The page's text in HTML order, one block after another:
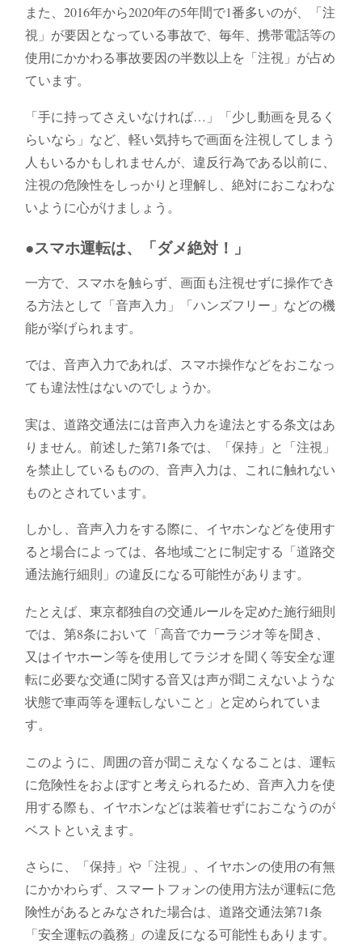
また、2016年から2020年の5年間で1番多いのが、「注
視」が要因となっている事故で、毎年、携帯電話等の
使用にかかわる事故要因の半数以上を「注視」が占め
ています。
「手に持ってさえいなければ…」「少し動画を見るく
らいなら」など、軽い気持ちで画面を注視してしまう
人もいるかもしれませんが、違反行為である以前に、
注視の危険性をしっかりと理解し、絶対におこなわな
いように心がけましょう。
●スマホ運転は、「ダメ絶対！」
一方で、スマホを触らず、画面も注視せずに操作でき
る方法として「音声入力」「ハンズフリー」などの機
能が挙げられます。
では、音声入力であれば、スマホ操作などをおこなっ
ても違法性はないのでしょうか。
実は、道路交通法には音声入力を違法とする条文はあ
りません。前述した第71条では、「保持」と「注視」
を禁止しているものの、音声入力は、これに触れない
ものとされています。
しかし、音声入力をする際に、イヤホンなどを使用す
ると場合によっては、各地域ごとに制定する「道路交
通法施行細則」の違反になる可能性があります。
たとえば、東京都独自の交通ルールを定めた施行細則
では、第8条において「高音でカーラジオ等を聞き、
又はイヤホーン等を使用してラジオを聞く等安全な運
転に必要な交通に関する音又は声が聞こえないような
状態で車両等を運転しないこと」と定められていま
す。
このように、周囲の音が聞こえなくなることは、運転
に危険性をおよぼすと考えられるため、音声入力を使
用する際も、イヤホンなどは装着せずにおこなうのが
ベストといえます。
さらに、「保持」や「注視」、イヤホンの使用の有無
にかかわらず、スマートフォンの使用方法が運転に危
険性があるとみなされた場合は、道路交通法第71条
「安全運転の義務」の違反になる可能性もあります。